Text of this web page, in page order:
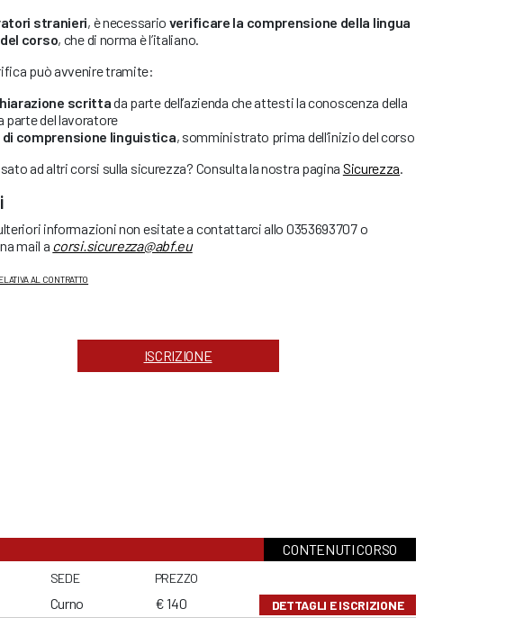
stranieri, è necessario verificare la comprensione della lingua
corso, che di norma è l’italiano.
può avvenire tramite:
scrittada parte dell’azienda che attesti la conoscenza della
parte del lavoratore
comprensione linguistica, somministrato prima dell’inizio del corso
ad altri corsi sulla sicurezza? Consulta la nostra pagina Sicurezza
informazioni non esitate a contattarci allo 0353693707 o
mail a corsi.sicurezza@abf.eu
AL CONTRATTO
ISCRIZIONE
CONTENUTI CORSO
SEDE PREZZO
Curno € 140 DETTAGLI E ISCRIZIONE